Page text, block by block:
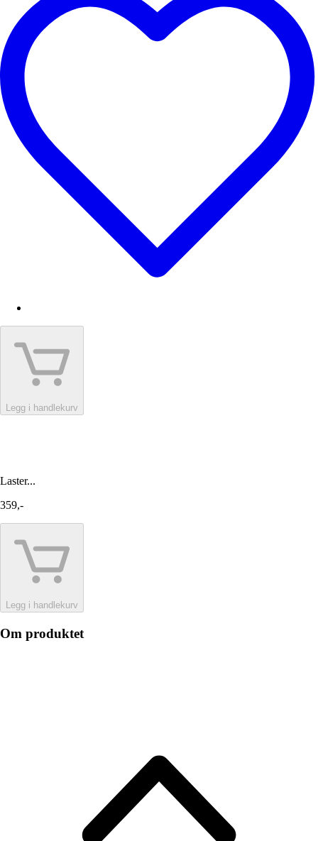
Legg i handlekurv
Laster...
359,-
Legg i handlekurv
Om produktet